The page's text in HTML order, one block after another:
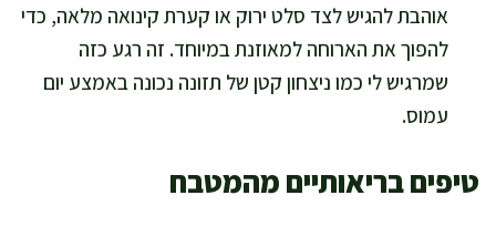
אוהבת להגיש לצד סלט ירוק או קערת קינואה מלאה, כדי
להפוך את הארוחה למאוזנת במיוחד. זה רגע כזה
שמרגיש לי כמו ניצחון קטן של תזונה נכונה באמצע יום
עמוס.
טיפים בריאותיים מהמטבח